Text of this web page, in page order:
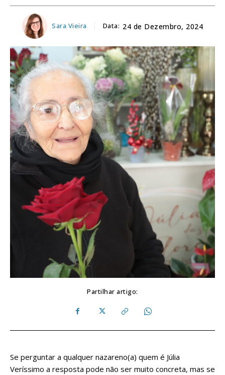
Sara Vieira Data: 24 de Dezembro, 2024
Partilhar artigo:
Se perguntar a qualquer nazareno(a) quem é Júlia
Veríssimo a resposta pode não ser muito concreta, mas se